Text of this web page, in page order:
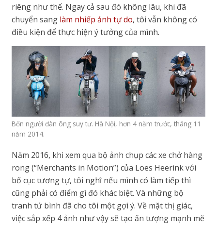
riêng như thế. Ngay cả sau đó không lâu, khi đã
chuyển sang làm nhiếp ảnh tự do, tôi vẫn không có
điều kiện để thực hiện ý tưởng của mình.
Bốn người đàn ông suy tư. Hà Nội, hơn 4 năm trước, tháng 11
năm 2014.
Năm 2016, khi xem qua bộ ảnh chụp các xe chở hàng
rong (“Merchants in Motion”) của Loes Heerink với
bố cục tương tự, tôi nghĩ nếu mình có làm tiếp thì
cũng phải có điểm gì đó khác biệt. Và những bộ
tranh tứ bình đã cho tôi một gợi ý. Về mặt thị giác,
việc sắp xếp 4 ảnh như vậy sẽ tạo ấn tượng mạnh mẽ